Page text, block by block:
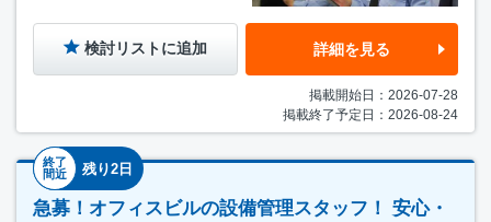
検討リストに追加 詳細を見る
掲載開始日：2026-07-28
掲載終了予定日：2026-08-24
終了
間近
残り2日
急募！オフィスビルの設備管理スタッフ！ 安心・